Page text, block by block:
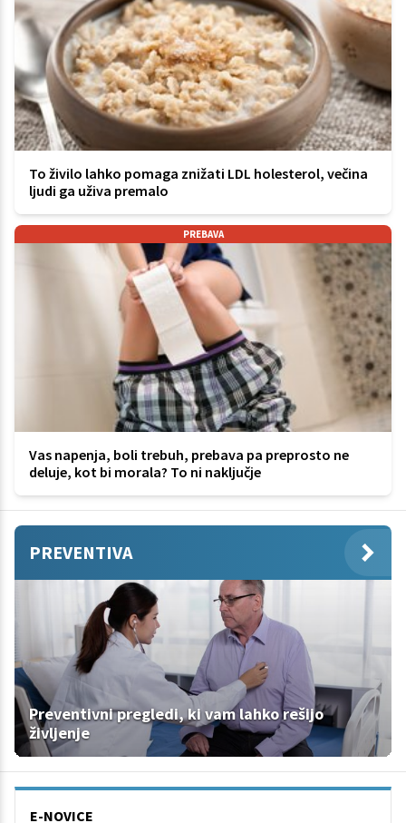
To živilo lahko pomaga znižati LDL holesterol, večina
ljudi ga uživa premalo
PREBAVA
Vas napenja, boli trebuh, prebava pa preprosto ne
deluje, kot bi morala? To ni naključje
PREVENTIVA
Preventivni pregledi, ki vam lahko rešijo
življenje
E-NOVICE